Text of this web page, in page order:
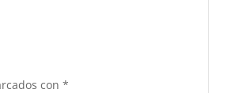
con*